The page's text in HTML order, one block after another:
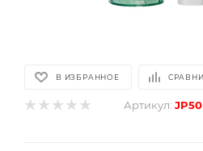
В ИЗБРАННОЕ
Артикул: